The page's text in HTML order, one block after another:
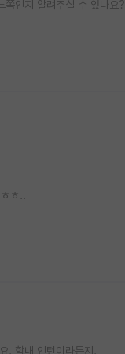
쪽인지 알려주실 수 있나요?
ㅎ..
. 학내 인턴이라든지.